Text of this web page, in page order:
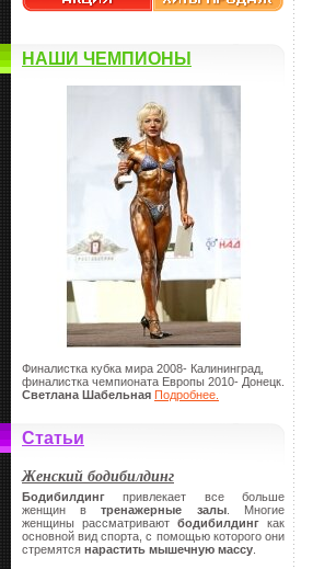
НАШИ ЧЕМПИОНЫ
Финалистка кубка мира 2008- Калининград,
финалистка чемпионата Европы 2010- Донецк.
Светлана Шабельная Подробнее.
Статьи
Женский бодибилдинг
Бодибилдинг привлекает все больше
женщин втренажерные залы. Многие
женщины рассматривают бодибилдинг как
основной вид спорта, с помощью которого они
стремятся нарастить мышечную массу